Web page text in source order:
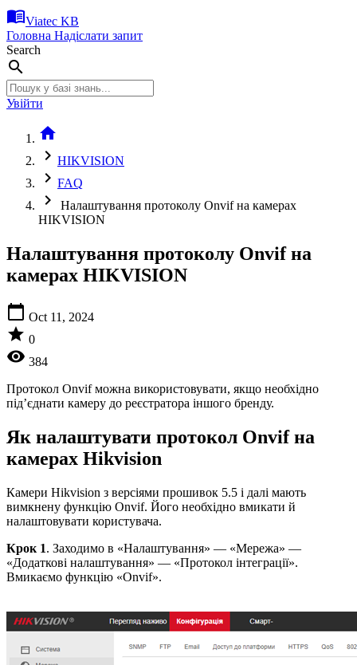
menu_bookViatec KB
Головна Надіслати запит
Search
search
Увійти
home
chevron_right HIKVISION
chevron_right FAQ
chevron_right
Налаштування протоколу Onvif на камерах
HIKVISION
Налаштування протоколу Onvif на
камерах HIKVISION
calendar_today Oct 11, 2024
star 0
visibility 384
Протокол Onvif можна використовувати, якщо необхідно
під’єднати камеру до реєстратора іншого бренду.
Як налаштувати протокол Onvif на
камерах Hikvision
Камери Hikvision з версіями прошивок 5.5 і далі мають
вимкнену функцію Onvif. Його необхідно вмикати й
налаштовувати користувача.
Крок 1. Заходимо в «Налаштування» — «Мережа» —
«Додаткові налаштування» — «Протокол інтеграції».
Вмикаємо функцію «Onvif».